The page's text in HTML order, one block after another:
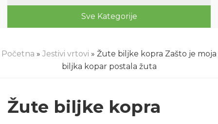
Sve Kategorije
Početna » Jestivi vrtovi » Žute biljke kopra Zašto je moja
biljka kopar postala žuta
Žute biljke kopra